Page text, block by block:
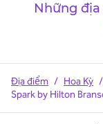
Những
Địa điểm / Hoa Kỳ /
Spark by Hilton